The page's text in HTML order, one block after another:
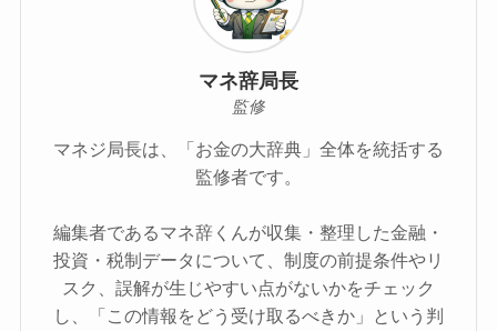
マネ辞局長
監修
マネジ局長は、「お金の大辞典」全体を統括する
監修者です。
編集者であるマネ辞くんが収集・整理した金融・
投資・税制データについて、制度の前提条件やリ
スク、誤解が生じやすい点がないかをチェック
し、「この情報をどう受け取るべきか」という判